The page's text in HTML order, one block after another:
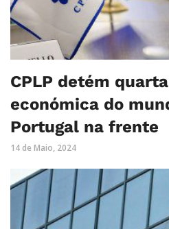
CPLP detém
económica do
Portugal na frente
14 de Maio, 2024